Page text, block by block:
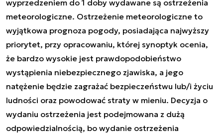
wyprzedzeniem do 1 doby wydawane są ostrzeżenia
meteorologiczne. Ostrzeżenie meteorologiczne to
wyjątkowa prognoza pogody, posiadająca najwyższy
priorytet, przy opracowaniu, której synoptyk ocenia,
że bardzo wysokie jest prawdopodobieństwo
wystąpienia niebezpiecznego zjawiska, a jego
natężenie będzie zagrażać bezpieczeństwu lub/i życiu
ludności oraz powodować straty w mieniu. Decyzja o
wydaniu ostrzeżenia jest podejmowana z dużą
odpowiedzialnością, bo wydanie ostrzeżenia